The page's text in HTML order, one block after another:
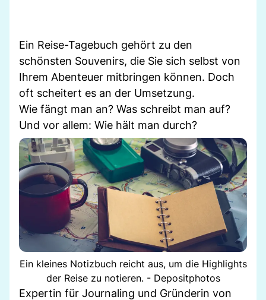
Ein Reise-Tagebuch gehört zu den
schönsten Souvenirs, die Sie sich selbst von
Ihrem Abenteuer mitbringen können. Doch
oft scheitert es an der Umsetzung.
Wie fängt man an? Was schreibt man auf?
Und vor allem: Wie hält man durch?
Ein kleines Notizbuch reicht aus, um die Highlights
der Reise zu notieren. - Depositphotos
Expertin für Journaling und Gründerin von